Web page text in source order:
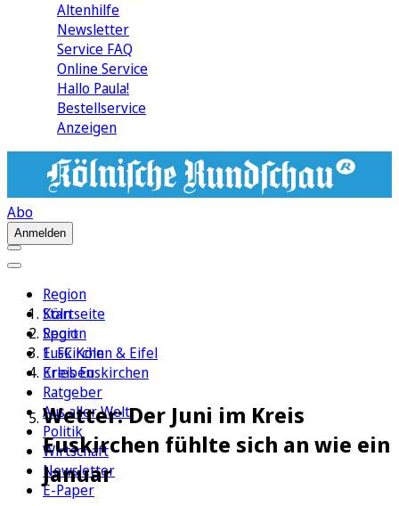
Altenhilfe
Newsletter
Service FAQ
Online Service
Hallo Paula!
Bestellservice
Anzeigen
Abo
Anmelden
Region
Köln
Sport
1. FC Köln
Erleben
Ratgeber
Aus aller Welt
Politik
Wirtschaft
Newsletter
E-Paper
Startseite
Region
Euskirchen & Eifel
Kreis Euskirchen
Wetter: Der Juni im Kreis
Euskirchen fühlte sich an wie ein
Januar